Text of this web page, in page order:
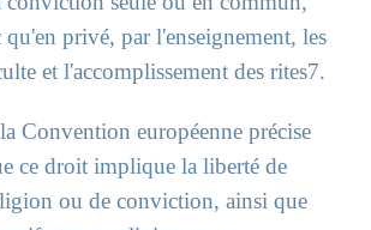
privé, par l'enseignement, les
et l'accomplissement des rites7.
Convention européenne précise
ce droit implique la liberté de
ou de conviction, ainsi que